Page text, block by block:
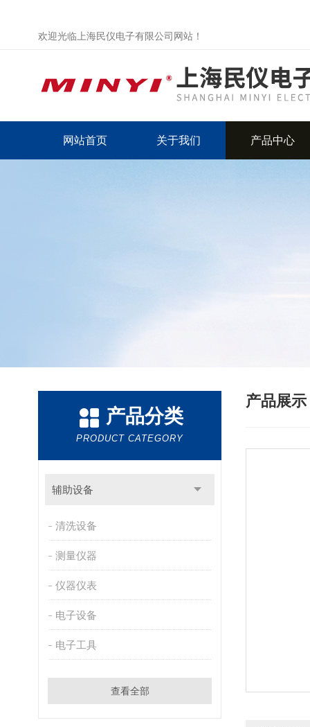
欢迎光临上海民仪电子有限公司网站！
网站首页 关于我们 产品中心
产品分类
PRODUCT CATEGORY
辅助设备
清洗设备
测量仪器
仪器仪表
电子设备
电子工具
查看全部
产品展示